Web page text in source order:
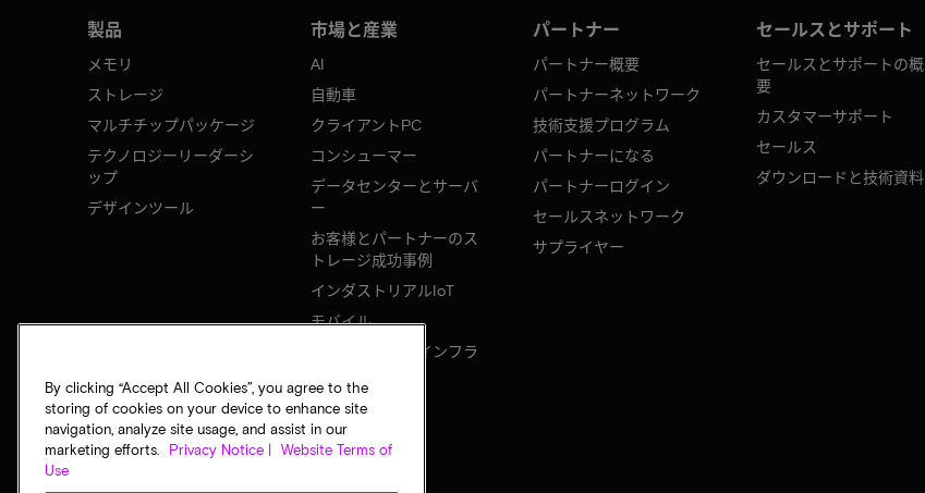
製品
メモリ
ストレージ
マルチチップパッケージ
テクノロジーリーダーシ
ップ
デザインツール
市場と産業
AI
自動車
クライアントPC
コンシューマー
データセンターとサーバ
ー
お客様とパートナーのス
トレージ成功事例
インダストリアルIoT
モバイル
ネットワークのインフラ
パートナー
パートナー概要
パートナーネットワーク
技術支援プログラム
パートナーになる
パートナーログイン
セールスネットワーク
サプライヤー
セールスとサポート
セールスとサポートの概
要
カスタマーサポート
セールス
ダウンロードと技術資料
By clicking “Accept All Cookies”, you agree to the
storing of cookies on your device to enhance site
navigation, analyze site usage, and assist in our
marketing efforts.
Privacy Notice |
Website Terms of
Use